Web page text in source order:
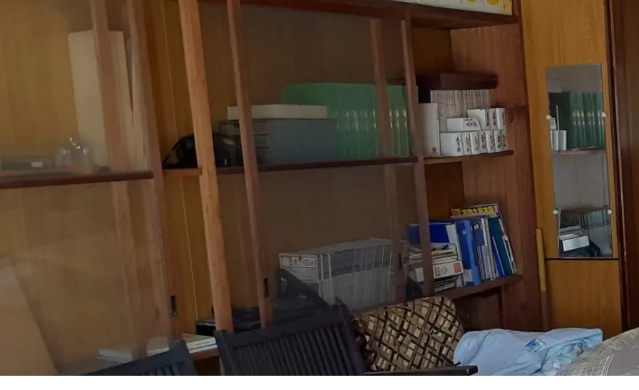
す。
愛知県・名古屋市でお困りの方
は、 急なご依頼もご相談くださ
い！
コラム記事一覧
コラム記事 監修者情報
お知らせ・キャンペーン
営業日誌
会社概要
簡単お見積り・お問い合わせ
サイトマップ
【名古屋の遺品整理】創業30年・見積無料｜追加料金なしのメイドマン